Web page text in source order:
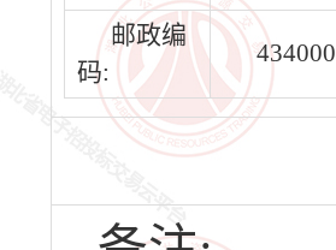
邮政编
码:
434000